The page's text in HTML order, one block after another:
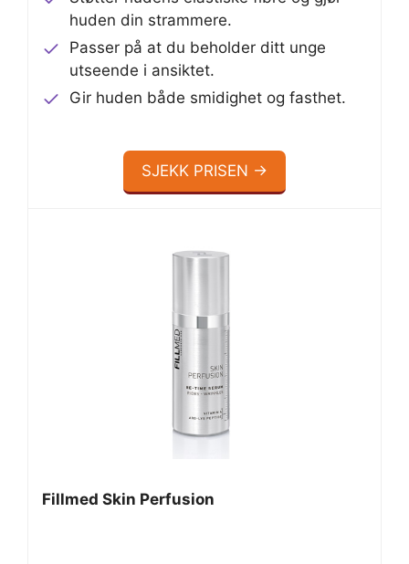
huden din strammere.
Passer på at du beholder ditt unge
utseende i ansiktet.
Gir huden både smidighet og fasthet.
SJEKK PRISEN →
Fillmed Skin Perfusion